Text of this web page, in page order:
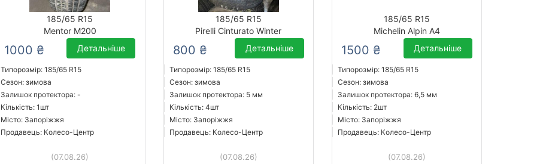
185/65 R15
Mentor M200
1000 ₴ Детальніше
Типорозмір: 185/65 R15
Сезон: зимова
Залишок протектора: -
Кількість: 1шт
Місто: Запоріжжя
Продавець: Колесо-Центр
(07.08.26)
185/65 R15
Pirelli Cinturato Winter
800 ₴ Детальніше
Типорозмір: 185/65 R15
Сезон: зимова
Залишок протектора: 5 мм
Кількість: 4шт
Місто: Запоріжжя
Продавець: Колесо-Центр
(07.08.26)
185/65 R15
Michelin Alpin A4
1500 ₴ Детальніше
Типорозмір: 185/65 R15
Сезон: зимова
Залишок протектора: 6,5 мм
Кількість: 2шт
Місто: Запоріжжя
Продавець: Колесо-Центр
(07.08.26)